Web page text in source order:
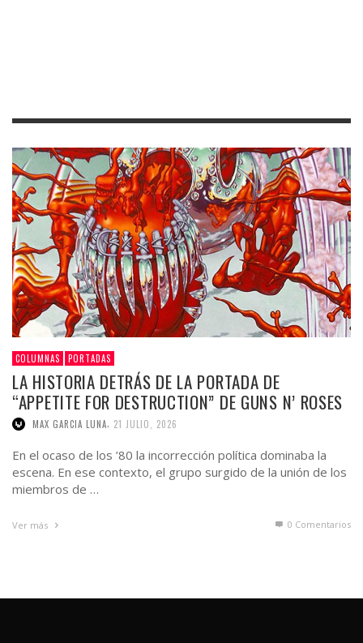
COLUMNAS PORTADAS
LA HISTORIA DETRÁS DE LA PORTADA DE
“APPETITE FOR DESTRUCTION” DE GUNS N’ ROSES
MAX GARCIA LUNA 21 JULIO, 2026
En el ocaso de los ’80 la incorrección política dominaba la
escena. En ese contexto, el grupo surgido de la unión de los
miembros de …
Ver más 0 Comentarios